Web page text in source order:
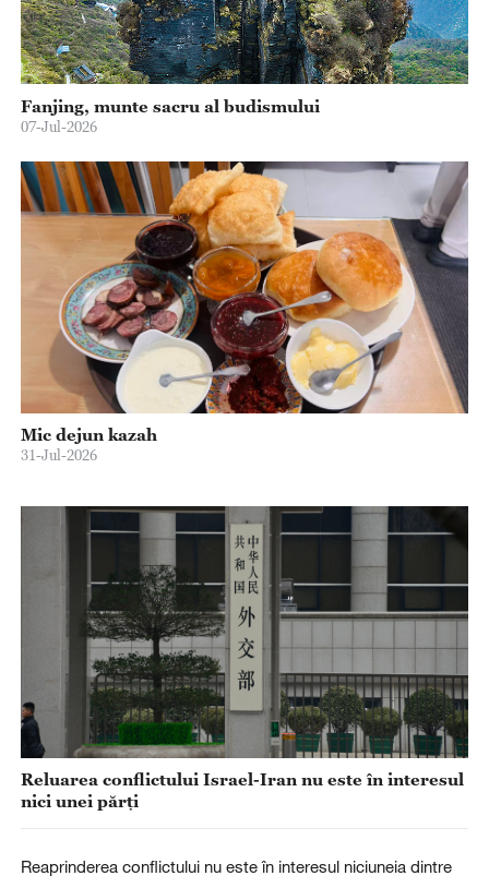
Fanjing, munte sacru al budismului
07-Jul-2026
Mic dejun kazah
31-Jul-2026
Reluarea conflictului Israel-Iran nu este în interesul
nici unei părți
Reaprinderea conflictului nu este în interesul niciuneia dintre